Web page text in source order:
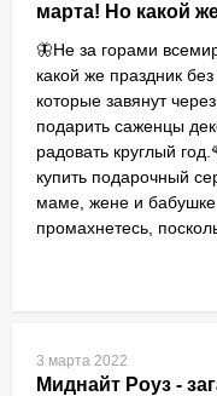
марта! Но какой
🦋Не за горами
какой же праздник
которые завянут
подарить саженцы
радовать круглый
купить подарочный
маме, жене и
промахнетесь,
3 марта 2022
Миднайт Роуз -